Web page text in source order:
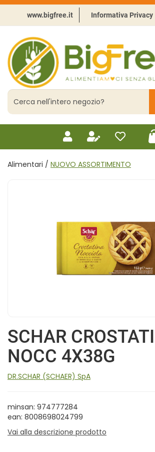
Passa
contenuto
principale
www.bigfree.it Informativa Privacy
BigFree
-
Punto
celiachia
Cerca
Prodotto
Alimentari / NUOVO ASSORTIMENTO
SCHAR
NOCC 4X38G
DR.SCHAR (SCHAER) SpA
minsan: 974777284
ean: 8008698024799
Vai alla descrizione prodotto